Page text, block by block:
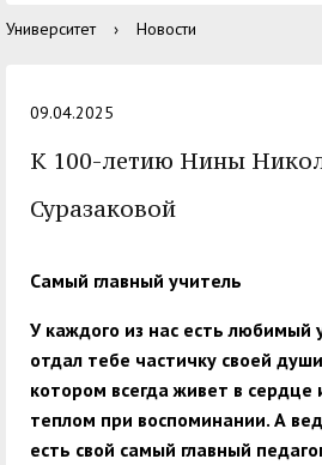
организация высшей
Образовательный
модуль «Обучение
Университет › Новости
09.04.2025
К 100-летию Нины
Суразаковой
Самый главный учитель
У каждого из нас есть любимый
отдал тебе частичку своей
котором всегда живет в сердце
теплом при воспоминании. А
есть свой самый главный